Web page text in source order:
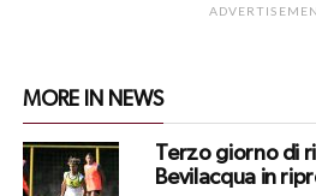
MORE IN NEWS
Terzo giorno di
Bevilacqua in